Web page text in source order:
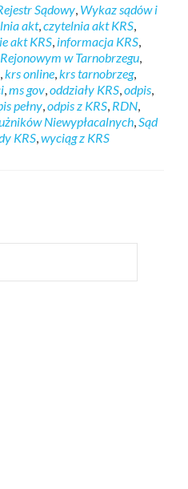
Sądowy, Wykaz sądów i
akt,czytelnia akt KRS,
akt KRS, informacja KRS,
w Tarnobrzegu,
,krs online,krs tarnobrzeg,
,ms gov,oddziały KRS,odpis,
pełny,odpis z KRS, RDN,
Niewypłacalnych,Sąd
KRS,wyciąg z KRS